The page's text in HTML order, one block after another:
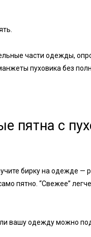
части одежды,
пуховика без
пятна с
бирку на одежде
пятно. “Свежее”
вашу одежду можно